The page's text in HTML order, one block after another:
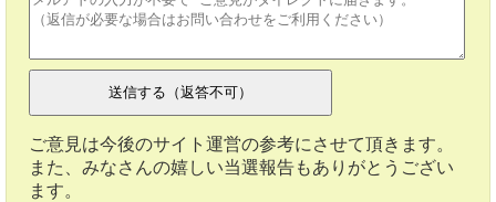
ご意見は今後のサイト運営の参考にさせて頂きます。
また、みなさんの嬉しい当選報告もありがとうござい
ます。